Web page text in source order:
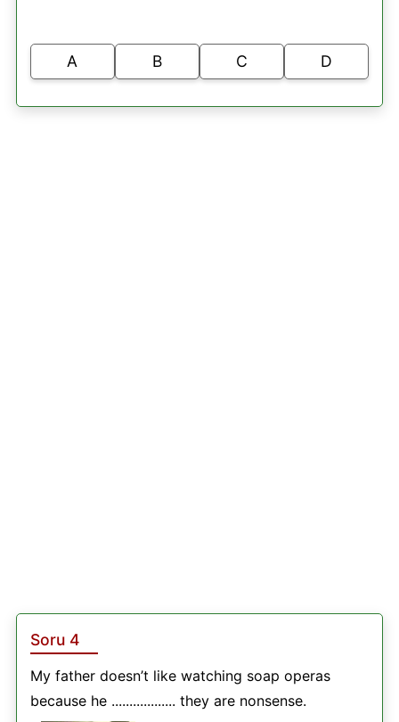
A B C D
Soru 4
My father doesn’t like watching soap operas
because he .................. they are nonsense.